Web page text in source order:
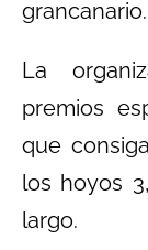
grancanario.
La
premios
que
los hoyos
largo.